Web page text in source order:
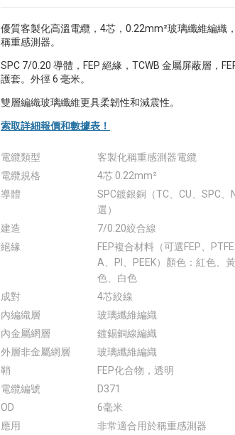
優質客製化高溫電纜，4芯，0.22mm²玻璃纖維編織
稱重感測器。
SPC 7/0.20 導體，FEP 絕緣，TCWB 金屬屏蔽層，
護套。外徑 6 毫米。
雙層編織玻璃纖維更具柔韌性和減震性。
索取詳細報價和數據表！
電纜類型
客製化稱重感測器電纜
電纜規格
4芯 0.22mm²
導體
SPC鍍銀銅（TC、CU、SPC、
選）
建造
7/0.20絞合線
絕緣
FEP複合材料（可選FEP、
A、PI、PEEK）顏色：紅色、
色、白色
成對
4芯絞線
內編織層
玻璃纖維編織
內金屬網層
鍍錫銅線編織
外層非金屬網層
玻璃纖維編織
鞘
FEP化合物，透明
電纜編號
D371
OD
6毫米
應用
非常適合用於稱重感測器